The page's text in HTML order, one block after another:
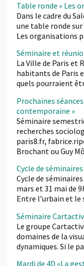
Table ronde « Les
Dans le cadre du
une table ronde sur
Les organisations
Séminaire et
La Ville de Paris et
habitants de Paris
quels pourraient
Prochaines
contemporaine »
Séminaire
recherches
paris8.fr,
Brochant ou Guy
Cycle de
Cycle de
mars et 31 mai de
Entre l’urbain et
Séminaire
Le groupe
domaines de la
dynamiques. Si le
Mardi de 4D «La